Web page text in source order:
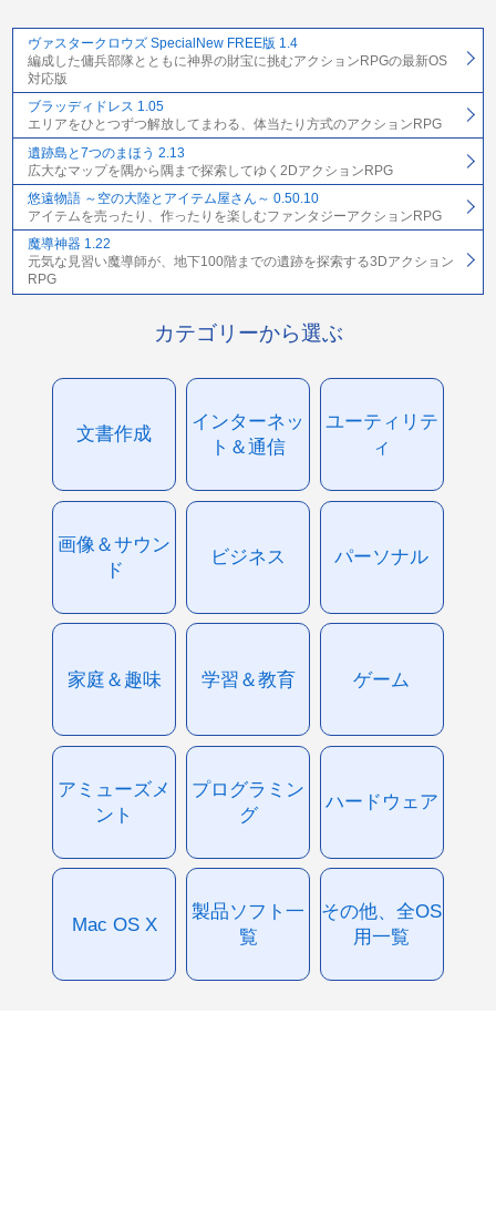
ヴァスタークロウズ SpecialNew FREE版 1.4
編成した傭兵部隊とともに神界の財宝に挑むアクションRPGの最新OS
対応版
ブラッディドレス 1.05
エリアをひとつずつ解放してまわる、体当たり方式のアクションRPG
遺跡島と7つのまほう 2.13
広大なマップを隅から隅まで探索してゆく2DアクションRPG
悠遠物語 ～空の大陸とアイテム屋さん～ 0.50.10
アイテムを売ったり、作ったりを楽しむファンタジーアクションRPG
魔導神器 1.22
元気な見習い魔導師が、地下100階までの遺跡を探索する3Dアクション
RPG
カテゴリーから選ぶ
文書作成
インターネッ
ト＆通信
ユーティリテ
ィ
画像＆サウン
ド
ビジネス パーソナル
家庭＆趣味 学習＆教育 ゲーム
アミューズメ
ント
プログラミン
グ
ハードウェア
Mac OS X
製品ソフト一
覧
その他、全OS
用一覧